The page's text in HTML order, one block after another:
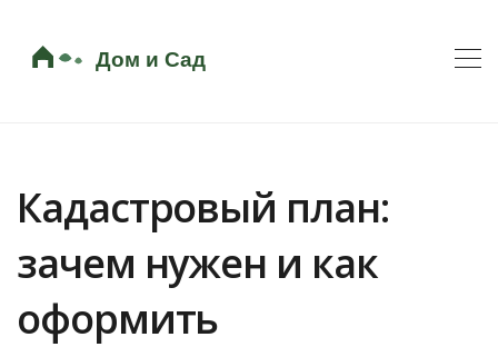
Кадастровый план:
зачем нужен и как
оформить